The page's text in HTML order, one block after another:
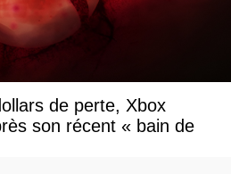
de perte, Xbox
son récent « bain de